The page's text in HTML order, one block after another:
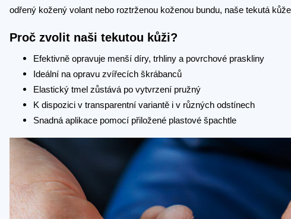
odřený kožený volant nebo roztrženou koženou bundu, naše tekutá
Proč zvolit naši tekutou kůži?
Efektivně opravuje menší díry, trhliny a povrchové praskliny
Ideální na opravu zvířecích škrábanců
Elastický tmel zůstává po vytvrzení pružný
K dispozici v transparentní variantě i v různých odstínech
Snadná aplikace pomocí přiložené plastové špachtle